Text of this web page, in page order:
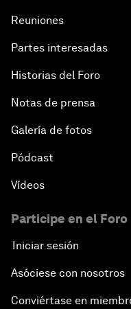
Reuniones
Partes interesadas
Historias del Foro
Notas de prensa
Galería de fotos
Pódcast
Vídeos
Participe en el Foro
Iniciar sesión
Asóciese con nosotros
Conviértase en